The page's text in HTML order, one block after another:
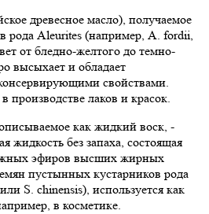
древесное масло), получаемое
рода Aleurites (например, A. fordii,
от бледно-желтого до темно-
высыхает и обладает
свойствами.
производстве лаков и красок.
как жидкий воск, -
жидкость без запаха, состоящая
эфиров высших жирных
пустынных кустарников рода
S. chinensis), используется как
в косметике.